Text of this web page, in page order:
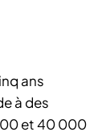
ans
à des
et 40 000